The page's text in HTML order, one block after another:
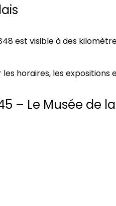
est visible à des
horaires, les
– Le Musée de